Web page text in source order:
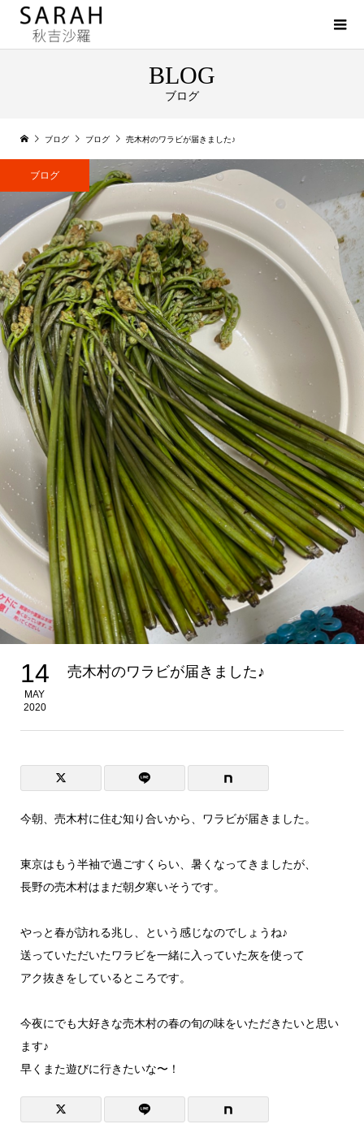
BLOG
ブログ
ブログ ブログ 売木村のワラビが届きました♪
ブログ
14
MAY
2020
売木村のワラビが届きました♪
今朝、売木村に住む知り合いから、ワラビが届きました。
東京はもう半袖で過ごすくらい、暑くなってきましたが、
長野の売木村はまだ朝夕寒いそうです。
やっと春が訪れる兆し、という感じなのでしょうね♪
送っていただいたワラビを一緒に入っていた灰を使って
アク抜きをしているところです。
今夜にでも大好きな売木村の春の旬の味をいただきたいと思い
ます♪
早くまた遊びに行きたいな〜！